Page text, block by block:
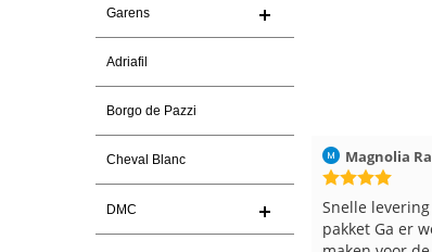
Garens
Adriafil
Borgo de Pazzi
Cheval Blanc
DMC
30-7-2026
prima garen
23-7-2026
Snelle levering en een keurig
pakket Ga er weer leuke pakket van